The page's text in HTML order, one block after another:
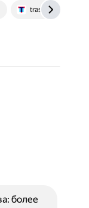
trashbox.ru
более